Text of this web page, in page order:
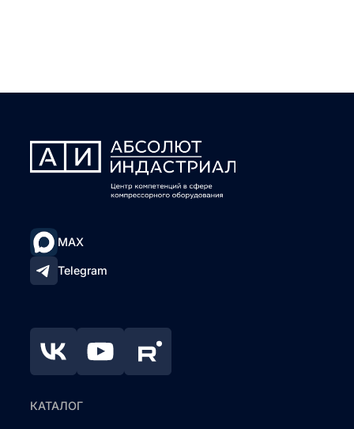
MAX
Telegram
КАТАЛОГ